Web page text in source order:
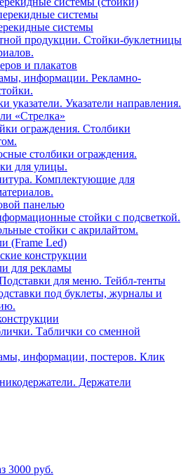
системы
системы
продукции. Стойки-буклетницы
и плакатов
информации. Рекламно-
указатели. Указатели направления.
«Стрелка»
ограждения. Столбики
столбики ограждения.
для улицы.
Комплектующие для
панелью
стойки с подсветкой.
стойки с акрилайтом.
(Frame Led)
конструкции
для рекламы
для меню. Тейбл-тенты
под буклеты, журналы и
Таблички со сменной
информации, постеров. Клик
Держатели
3000 руб.